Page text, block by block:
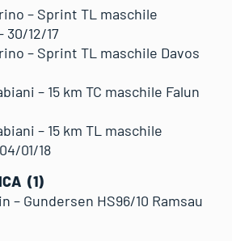
– Sprint TL maschile
30/12/17
– Sprint TL maschile Davos
– 15 km TC maschile Falun
– 15 km TL maschile
01/18
(1)
– Gundersen HS96/10 Ramsau